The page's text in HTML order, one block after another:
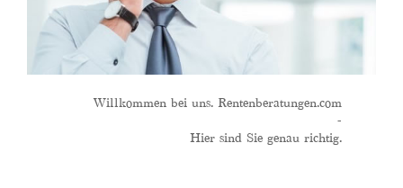
Willkommen bei uns. Rentenberatungen.com
-
Hier sind Sie genau richtig.